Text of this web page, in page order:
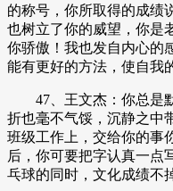
的称号，你所取得的成绩
也树立了你的威望，你是
你骄傲！我也发自内心的
能有更好的方法，使自我
47、王文杰：你总是默
折也毫不气馁，沉静之中
班级工作上，交给你的事
后，你可要把字认真一点
乓球的同时，文化成绩不